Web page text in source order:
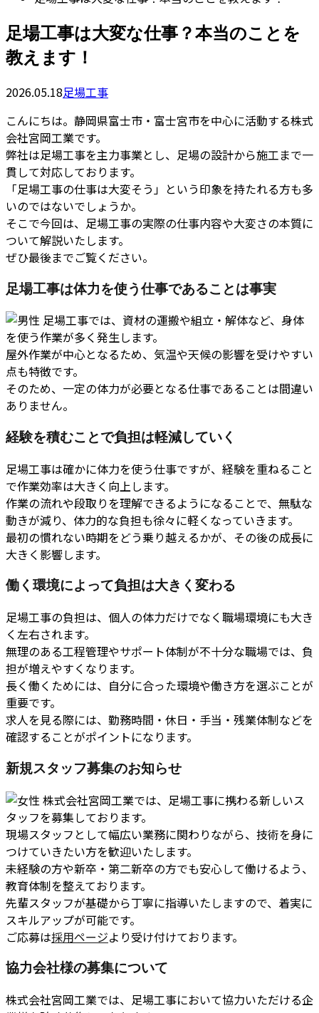
足場工事は大変な仕事？本当のことを
教えます！
2026.05.18足場工事
こんにちは。静岡県富士市・富士宮市を中心に活動する株式
会社宮岡工業です。
弊社は足場工事を主力事業とし、足場の設計から施工まで一
貫して対応しております。
「足場工事の仕事は大変そう」という印象を持たれる方も多
いのではないでしょうか。
そこで今回は、足場工事の実際の仕事内容や大変さの本質に
ついて解説いたします。
ぜひ最後までご覧ください。
足場工事は体力を使う仕事であることは事実
足場工事では、資材の運搬や組立・解体など、身体
を使う作業が多く発生します。
屋外作業が中心となるため、気温や天候の影響を受けやすい
点も特徴です。
そのため、一定の体力が必要となる仕事であることは間違い
ありません。
経験を積むことで負担は軽減していく
足場工事は確かに体力を使う仕事ですが、経験を重ねること
で作業効率は大きく向上します。
作業の流れや段取りを理解できるようになることで、無駄な
動きが減り、体力的な負担も徐々に軽くなっていきます。
最初の慣れない時期をどう乗り越えるかが、その後の成長に
大きく影響します。
働く環境によって負担は大きく変わる
足場工事の負担は、個人の体力だけでなく職場環境にも大き
く左右されます。
無理のある工程管理やサポート体制が不十分な職場では、負
担が増えやすくなります。
長く働くためには、自分に合った環境や働き方を選ぶことが
重要です。
求人を見る際には、勤務時間・休日・手当・残業体制などを
確認することがポイントになります。
新規スタッフ募集のお知らせ
株式会社宮岡工業では、足場工事に携わる新しいス
タッフを募集しております。
現場スタッフとして幅広い業務に関わりながら、技術を身に
つけていきたい方を歓迎いたします。
未経験の方や新卒・第二新卒の方でも安心して働けるよう、
教育体制を整えております。
先輩スタッフが基礎から丁寧に指導いたしますので、着実に
スキルアップが可能です。
ご応募は採用ページより受け付けております。
協力会社様の募集について
株式会社宮岡工業では、足場工事において協力いただける企